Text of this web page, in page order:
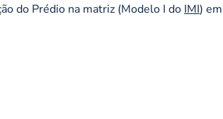
do Prédio na matriz (Modelo I do IMI)